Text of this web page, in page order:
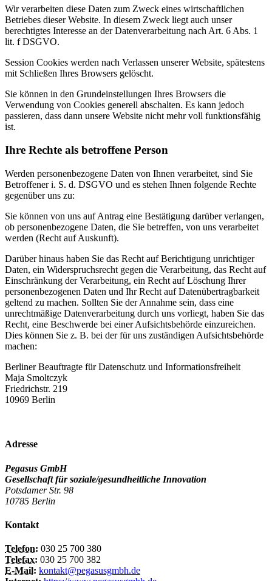
Wir verarbeiten diese Daten zum Zweck eines wirtschaftlichen
Betriebes dieser Website. In diesem Zweck liegt auch unser
berechtigtes Interesse an der Datenverarbeitung nach Art. 6 Abs. 1
lit. f DSGVO.
Session Cookies werden nach Verlassen unserer Website, spätestens
mit Schließen Ihres Browsers gelöscht.
Sie können in den Grundeinstellungen Ihres Browsers die
Verwendung von Cookies generell abschalten. Es kann jedoch
passieren, dass dann unsere Website nicht mehr voll funktionsfähig
ist.
Ihre Rechte als betroffene Person
Werden personenbezogene Daten von Ihnen verarbeitet, sind Sie
Betroffener i. S. d. DSGVO und es stehen Ihnen folgende Rechte
gegenüber uns zu:
Sie können von uns auf Antrag eine Bestätigung darüber verlangen,
ob personenbezogene Daten, die Sie betreffen, von uns verarbeitet
werden (Recht auf Auskunft).
Darüber hinaus haben Sie das Recht auf Berichtigung unrichtiger
Daten, ein Widerspruchsrecht gegen die Verarbeitung, das Recht auf
Einschränkung der Verarbeitung, ein Recht auf Löschung Ihrer
personenbezogenen Daten und Ihr Recht auf Datenübertragbarkeit
geltend zu machen. Sollten Sie der Annahme sein, dass eine
unrechtmäßige Datenverarbeitung durch uns vorliegt, haben Sie das
Recht, eine Beschwerde bei einer Aufsichtsbehörde einzureichen.
Dies können Sie z. B. bei der für uns zuständigen Aufsichtsbehörde
machen:
Berliner Beauftragte für Datenschutz und Informationsfreiheit
Maja Smoltczyk
Friedrichstr. 219
10969 Berlin
Adresse
Pegasus GmbH
Gesellschaft für soziale/gesundheitliche Innovation
Potsdamer Str. 98
10785 Berlin
Kontakt
Telefon: 030 25 700 380
Telefax: 030 25 700 382
E-Mail: kontakt@pegasusgmbh.de